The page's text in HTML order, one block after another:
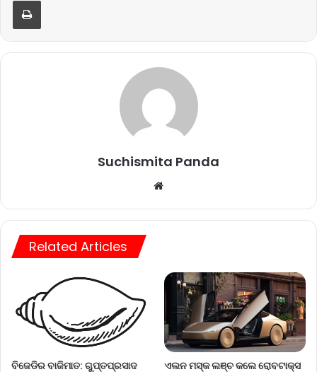
Suchismita Panda
te
Related Articles
ବିଜେଡିର ବାଜିମାତ: ଗୁପ୍ତପ୍ରସାଦ
ଏଲନ ମସ୍କ ଲଞ୍ଚ କଲେ ରୋବଟାକ୍ସ